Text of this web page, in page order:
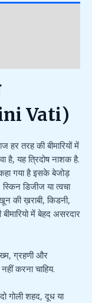
Vati)
हर तरह की बीमारियों में
है, यह त्रिदोष नाशक है.
गया है इसके बेजोड़
डिजीज या त्वचा
की ख़राबी, किडनी,
में बेहद असरदार
ग्रहणी और
करना चाहिय.
गोली शहद, दूध या